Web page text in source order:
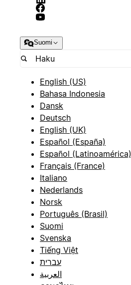
Suomi
English (US)
Bahasa Indonesia
Dansk
Deutsch
English (UK)
Español (España)
Español (Latinoamérica)
Français (France)
Italiano
Nederlands
Norsk
Português (Brasil)
Suomi
Svenska
Tiếng Việt
עברית
العربية